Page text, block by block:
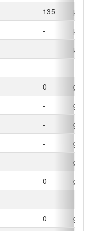
135
µg
-
µg
-
µg
0
g
-
g
-
g
-
g
-
g
0
g
0
g